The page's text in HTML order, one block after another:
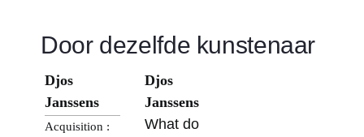
Door dezelfde kunstenaar
Djos
Janssens
Acquisition :
Djos
Janssens
What do